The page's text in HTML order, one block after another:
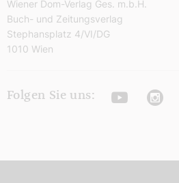
Wiener Dom-Verlag Ges. m.b.H.
Buch- und Zeitungsverlag
Stephansplatz 4/VI/DG
1010 Wien
Folgen Sie uns: Youtube